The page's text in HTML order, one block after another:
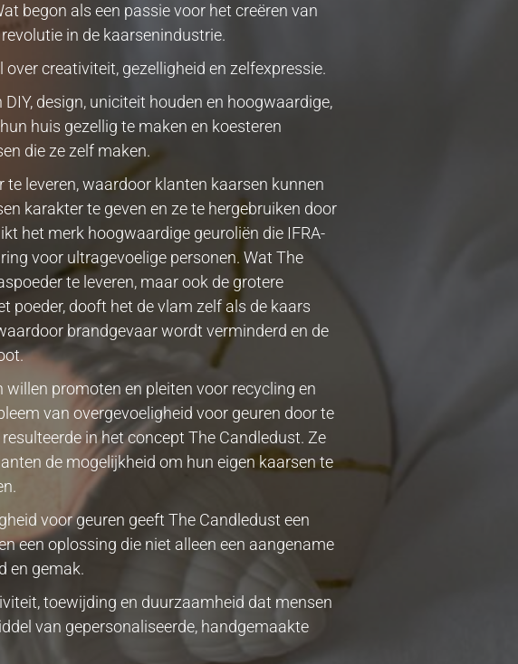
begon als een passie voor het creëren van
in de kaarsenindustrie.
creativiteit, gezelligheid en zelfexpressie.
design, uniciteit houden en hoogwaardige,
huis gezellig te maken en koesteren
die ze zelf maken.
leveren, waardoor klanten kaarsen kunnen
karakter te geven en ze te hergebruiken door
het merk hoogwaardige geuroliën die IFRA-
voor ultragevoelige personen. Wat The
te leveren, maar ook de grotere
poeder, dooft het de vlam zelf als de kaars
brandgevaar wordt verminderd en de
promoten en pleiten voor recycling en
van overgevoeligheid voor geuren door te
in het concept The Candledust. Ze
de mogelijkheid om hun eigen kaarsen te
voor geuren geeft The Candledust een
een oplossing die niet alleen een aangename
en gemak.
toewijding en duurzaamheid dat mensen
van gepersonaliseerde, handgemaakte